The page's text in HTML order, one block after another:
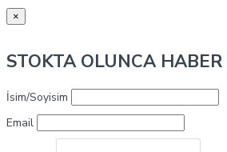
×
STOKTA OLUNCA HABER
İsim/Soyisim
Email